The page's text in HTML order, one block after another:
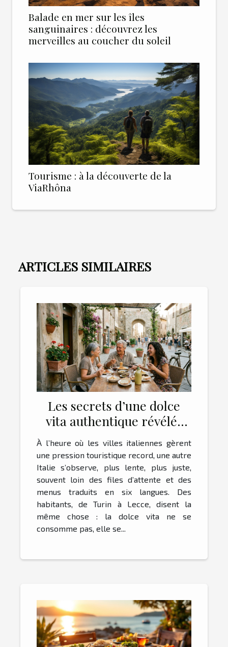
Balade en mer sur les îles
sanguinaires : découvrez les
merveilles au coucher du soleil
Tourisme : à la découverte de la
ViaRhôna
ARTICLES SIMILAIRES
Les secrets d’une dolce
vita authentique révélés
par les locaux
À l’heure où les villes italiennes gèrent
une pression touristique record, une autre
Italie s’observe, plus lente, plus juste,
souvent loin des files d’attente et des
menus traduits en six langues. Des
habitants, de Turin à Lecce, disent la
même chose : la dolce vita ne se
consomme pas, elle se...